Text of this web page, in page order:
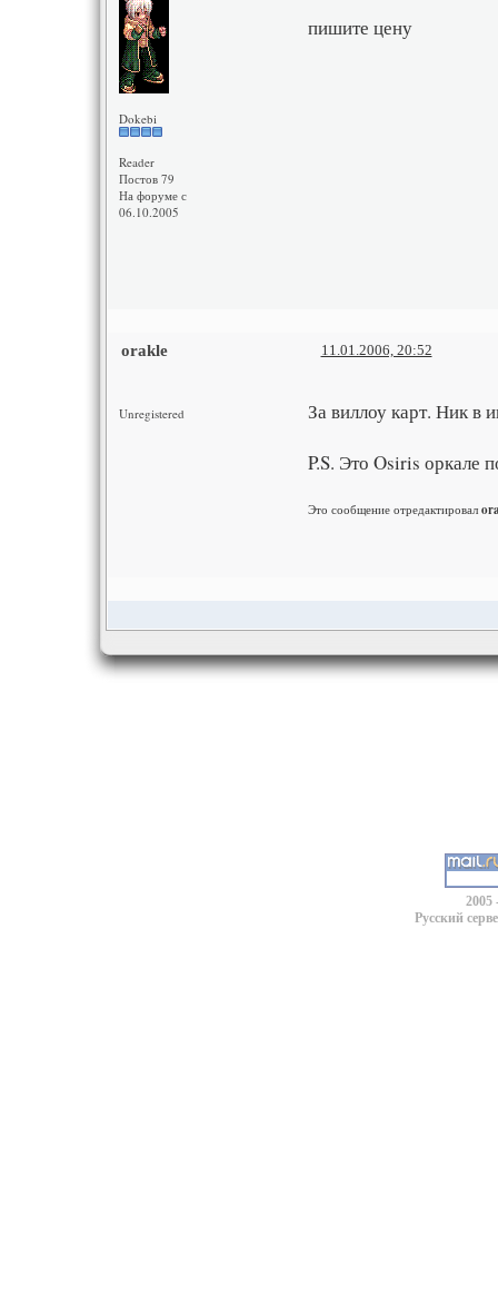
Dokebi
Reader
Постов 79
На форуме с
06.10.2005
пишите цену
orakle 11.01.2006, 20:52
Unregistered
За виллоу карт. Ник в
P.S. Это Osiris оркале
Это сообщение отредактировал
2005
Русский